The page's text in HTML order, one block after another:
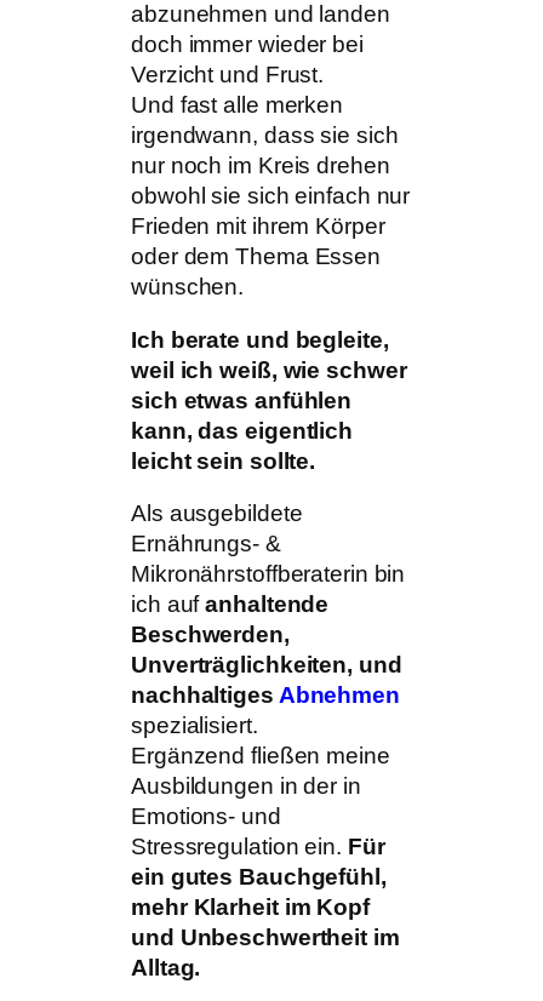
abzunehmen und landen
doch immer wieder bei
Verzicht und Frust.
Und fast alle merken
irgendwann, dass sie sich
nur noch im Kreis drehen
obwohl sie sich einfach nur
Frieden mit ihrem Körper
oder dem Thema Essen
wünschen.
Ich berate und begleite,
weil ich weiß, wie schwer
sich etwas anfühlen
kann, das eigentlich
leicht sein sollte.
Als ausgebildete
Ernährungs- &
Mikronährstoffberaterin bin
ich aufanhaltende
Beschwerden,
Unverträglichkeiten, und
nachhaltiges Abnehmen
spezialisiert.
Ergänzend fließen meine
Ausbildungen in der in
Emotions- und
Stressregulation ein. Für
ein gutes Bauchgefühl,
mehr Klarheit im Kopf
und Unbeschwertheit im
Alltag.